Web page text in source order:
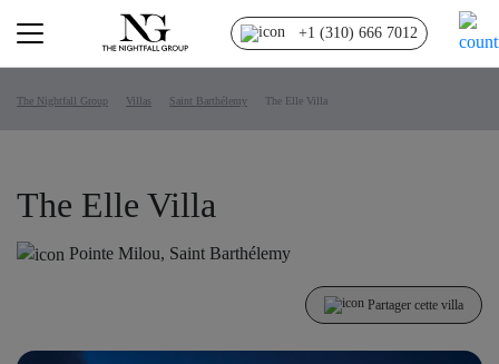
+1 (310) 666 7012
The Nightfall Group Villas Saint Barthélemy The Elle Villa
The Elle Villa
Pointe Milou, Saint Barthélemy
Partager cette villa